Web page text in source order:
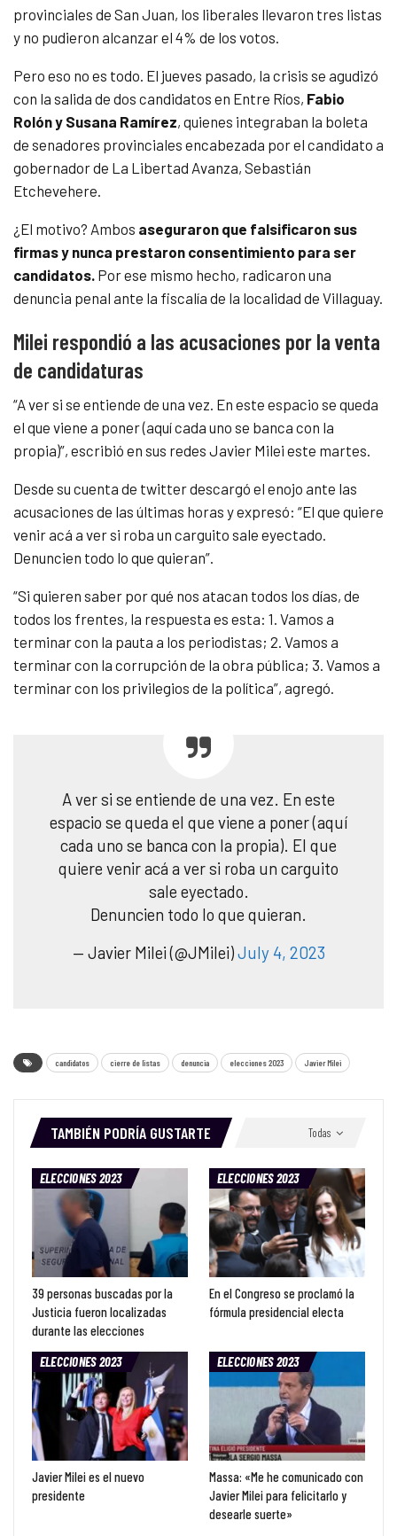
provinciales de San Juan, los liberales llevaron tres listas
y no pudieron alcanzar el 4% de los votos.
Pero eso no es todo. El jueves pasado, la crisis se agudizó
con la salida de dos candidatos en Entre Ríos, Fabio
Rolón y Susana Ramírez, quienes integraban la boleta
de senadores provinciales encabezada por el candidato a
gobernador de La Libertad Avanza, Sebastián
Etchevehere.
¿El motivo? Ambos aseguraron que falsificaron sus
firmas y nunca prestaron consentimiento para ser
candidatos. Por ese mismo hecho, radicaron una
denuncia penal ante la fiscalía de la localidad de Villaguay.
Milei respondió a las acusaciones por la venta
de candidaturas
“A ver si se entiende de una vez. En este espacio se queda
el que viene a poner (aquí cada uno se banca con la
propia)”, escribió en sus redes Javier Milei este martes.
Desde su cuenta de twitter descargó el enojo ante las
acusaciones de las últimas horas y expresó: “El que quiere
venir acá a ver si roba un carguito sale eyectado.
Denuncien todo lo que quieran”.
“Si quieren saber por qué nos atacan todos los días, de
todos los frentes, la respuesta es esta: 1. Vamos a
terminar con la pauta a los periodistas; 2. Vamos a
terminar con la corrupción de la obra pública; 3. Vamos a
terminar con los privilegios de la política”, agregó.
A ver si se entiende de una vez. En este
espacio se queda el que viene a poner (aquí
cada uno se banca con la propia). El que
quiere venir acá a ver si roba un carguito
sale eyectado.
Denuncien todo lo que quieran.
— Javier Milei (@JMilei)July 4, 2023
candidatos cierre de listas denuncia elecciones 2023 Javier Milei
Todas
TAMBIÉN PODRÍA GUSTARTE
ELECCIONES 2023
39 personas buscadas por la
Justicia fueron localizadas
durante las elecciones
ELECCIONES 2023
En el Congreso se proclamó la
fórmula presidencial electa
ELECCIONES 2023
Javier Milei es el nuevo
presidente
ELECCIONES 2023
Massa: «Me he comunicado con
Javier Milei para felicitarlo y
desearle suerte»